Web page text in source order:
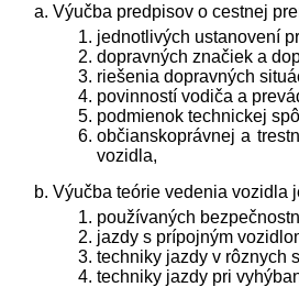
Výučba predpisov o cestnej
jednotlivých ustanovení
dopravných značiek a
riešenia dopravných
povinností vodiča a
podmienok technickej
občianskoprávnej a
vozidla,
Výučba teórie vedenia vozidla
používaných
jazdy s prípojným
techniky jazdy v rôznych
techniky jazdy pri